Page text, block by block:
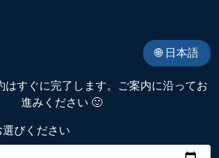
🌐 日本語
はすぐに完了します。ご案内に沿ってお
進みください 🙂
びください